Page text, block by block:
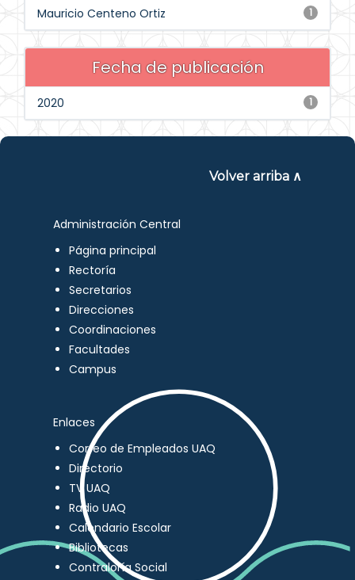
1
Mauricio Centeno Ortiz
Fecha de publicación
1
2020
Volver arriba ∧
Administración Central
Página principal
Rectoría
Secretarios
Direcciones
Coordinaciones
Facultades
Campus
Enlaces
Correo de Empleados UAQ
Directorio
TV UAQ
Radio UAQ
Calendario Escolar
Bibliotecas
Contraloría Social